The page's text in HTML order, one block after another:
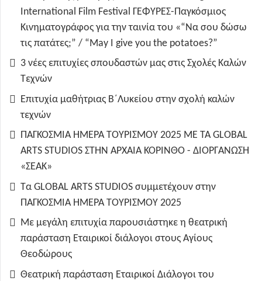
International Film Festival ΓΕΦΥΡΕΣ-Παγκόσμιος
Κινηματογράφος για την ταινία του «“Να σου δώσω
τις πατάτες;” / “May I give you the potatoes?”
3 νέες επιτυχίες σπουδαστών μας στις Σχολές Καλών
Τεχνών
Επιτυχία μαθήτριας Β΄Λυκείου στην σχολή καλών
τεχνών
ΠΑΓΚΟΣΜΙΑ ΗΜΕΡΑ ΤΟΥΡΙΣΜΟΥ 2025 ΜΕ ΤΑ GLOBAL
ARTS STUDIOS ΣΤΗΝ ΑΡΧΑΙΑ ΚΟΡΙΝΘΟ - ΔΙΟΡΓΑΝΩΣΗ
«ΣΕΑΚ»
Τα GLOBAL ARTS STUDIOS συμμετέχουν στην
ΠΑΓΚΟΣΜΙΑ ΗΜΕΡΑ ΤΟΥΡΙΣΜΟΥ 2025
Με μεγάλη επιτυχία παρουσιάστηκε η θεατρική
παράσταση Εταιρικοί διάλογοι στους Αγίους
Θεοδώρους
Θεατρική παράσταση Εταιρικοί Διάλογοι του